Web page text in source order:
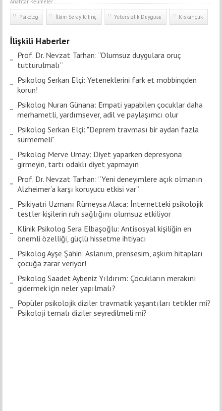
Anahtar Kelimeler
Psikolog İlkim Seray Kılınç Yetersizlik Duygusu Kıskançlık
İlişkili Haberler
Prof. Dr. Nevzat Tarhan: “Olumsuz duygulara oruç
tutturulmalı”
Psikolog Serkan Elçi: Yeteneklerini fark et mobbingden
korun!
Psikolog Nuran Günana: Empati yapabilen çocuklar daha
merhametli, yardımsever, adil ve paylaşımcı olur
Psikolog Serkan Elçi: "Deprem travması bir aydan fazla
sürmemeli"
Psikolog Merve Umay: Diyet yaparken depresyona
girmeyin, tartı odaklı diyet yapmayın
Prof. Dr. Nevzat Tarhan: “Yeni deneyimlere açık olmanın
Alzheimer’a karşı koruyucu etkisi var”
Psikiyatri Uzmanı Rümeysa Alaca: İnternetteki psikolojik
testler kişilerin ruh sağlığını olumsuz etkiliyor
Klinik Psikolog Sera Elbaşoğlu: Antisosyal kişiliğin en
önemli özelliği, güçlü hissetme ihtiyacı
Psikolog Ayşe Şahin: Aslanım, prensesim, aşkım hitapları
çocuğa zarar veriyor!
Psikolog Saadet Aybeniz Yıldırım: Çocukların merakını
gidermek için neler yapılmalı?
Popüler psikolojik diziler travmatik yaşantıları tetikler mi?
Psikoloji temalı diziler seyredilmeli mi?